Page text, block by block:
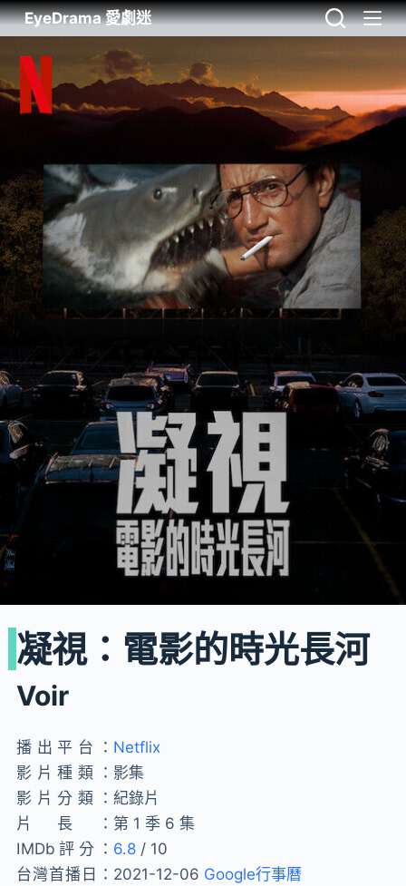
EyeDrama 愛劇迷
凝視：電影的時光長河
Voir
播出平台： Netflix
影片種類： 影集
影片分類： 紀錄片
片長： 第 1 季 6 集
IMDb評分： 6.8 / 10
台灣首播日： 2021-12-06 Google行事曆